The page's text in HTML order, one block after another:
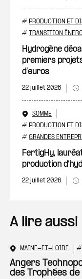
# PRODUCTION ET
# TRANSITION
Hydrogène
premiers
d’euros
22 juillet 2026
SOMME
# PRODUCTION ET
# GRANDES
FertigHy,
production
22 juillet 2026
A lire aussi
MAINE-ET-LOIRE #
Angers
des Trophées